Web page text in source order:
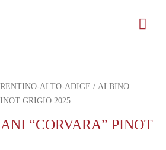
ALTO-ADIGE / ALBINO
GRIGIO 2025
“CORVARA” PINOT